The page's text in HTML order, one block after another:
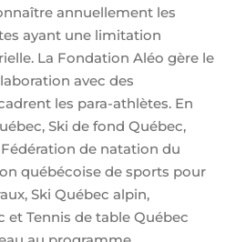
annuellement les
ayant une limitation
La Fondation Aléo gère le
avec des
les para-athlètes. En
Ski de fond Québec,
de natation du
québécoise de sports pour
Ski Québec alpin,
et Tennis de table Québec